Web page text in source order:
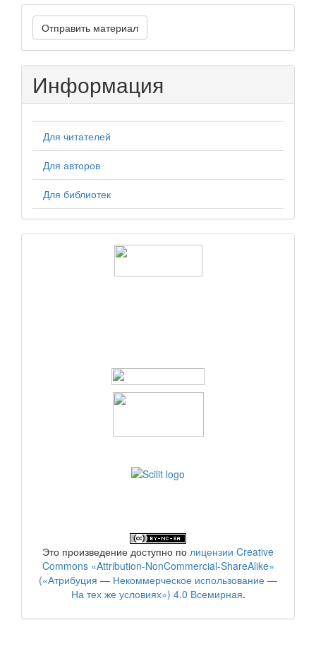
Отправить
материал
Отправить материал
Информация
Для читателей
Для авторов
Для библиотек
Это произведение доступно по лицензии Creative
Commons «Attribution-NonCommercial-ShareAlike»
(«Атрибуция — Некоммерческое использование —
На тех же условиях») 4.0 Всемирная.